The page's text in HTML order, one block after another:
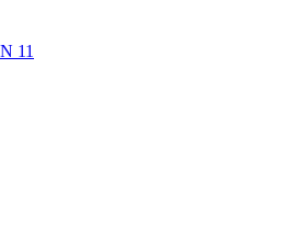
11